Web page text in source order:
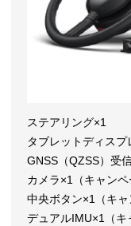
ステアリング×1
タブレットディスプ
GNSS（QZSS）受
カメラ×1（キャン
中央ボタン×1（キ
デュアルIMU×1（キ